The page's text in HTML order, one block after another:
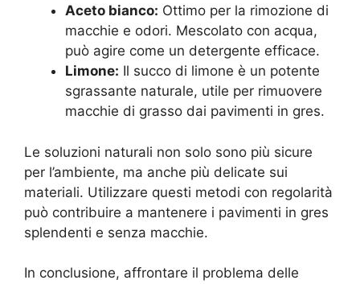
Aceto bianco: Ottimo per la rimozione di
macchie e odori. Mescolato con acqua,
può agire come un detergente efficace.
Limone: Il succo di limone è un potente
sgrassante naturale, utile per rimuovere
macchie di grasso dai pavimenti in gres.
Le soluzioni naturali non solo sono più sicure
per l’ambiente, ma anche più delicate sui
materiali. Utilizzare questi metodi con regolarità
può contribuire a mantenere i pavimenti in gres
splendenti e senza macchie.
In conclusione, affrontare il problema delle